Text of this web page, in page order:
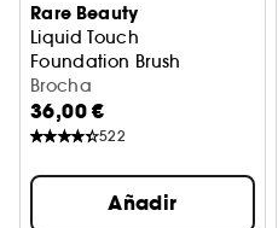
Rare Beauty
Liquid Touch
Foundation Brush
Brocha
36,00 €
522
Añadir